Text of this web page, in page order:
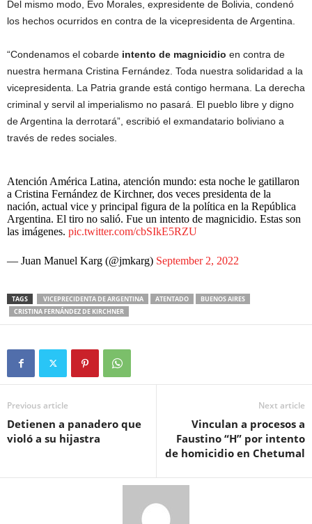
Del mismo modo, Evo Morales, expresidente de Bolivia, condenó
los hechos ocurridos en contra de la vicepresidenta de Argentina.
“Condenamos el cobarde intento de magnicidio en contra de
nuestra hermana Cristina Fernández. Toda nuestra solidaridad a la
vicepresidenta. La Patria grande está contigo hermana. La derecha
criminal y servil al imperialismo no pasará. El pueblo libre y digno
de Argentina la derrotará”, escribió el exmandatario boliviano a
través de redes sociales.
Atención América Latina, atención mundo: esta noche le gatillaron
a Cristina Fernández de Kirchner, dos veces presidenta de la
nación, actual vice y principal figura de la política en la República
Argentina. El tiro no salió. Fue un intento de magnicidio. Estas son
las imágenes. pic.twitter.com/cbSIkE5RZU
— Juan Manuel Karg (@jmkarg) September 2, 2022
TAGS VICEPRECIDENTA DE ARGENTINA ATENTADO
BUENOS AIRES
CRISTINA FERNÁNDEZ DE KIRCHNER
Previous article
Detienen a panadero que
violó a su hijastra
Next article
Vinculan a procesos a
Faustino “H” por intento
de homicidio en Chetumal